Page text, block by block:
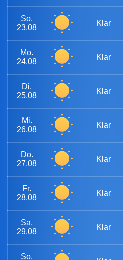
So.
23.08
Klar
Mo.
24.08
Klar
Di.
25.08
Klar
Mi.
26.08
Klar
Do.
27.08
Klar
Fr.
28.08
Klar
Sa.
29.08
Klar
So.